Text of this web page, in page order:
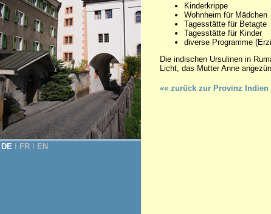
DE FR EN
Kinderkrippe
Wohnheim für Mädchen
Tagesstätte für Betagte
Tagesstätte für Kinder
diverse Programme
Die indischen Ursulinen in
Licht, das Mutter Anne
«« zurück zur Provinz Indien